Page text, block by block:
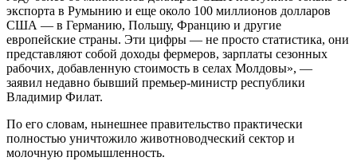
экспорта в Румынию и еще около 100 миллионов долларов
США — в Германию, Польшу, Францию и другие
европейские страны. Эти цифры — не просто статистика, они
представляют собой доходы фермеров, зарплаты сезонных
рабочих, добавленную стоимость в селах Молдовы», —
заявил недавно бывший премьер-министр республики
Владимир Филат.
По его словам, нынешнее правительство практически
полностью уничтожило животноводческий сектор и
молочную промышленность.